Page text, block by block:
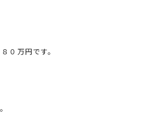
０万円です。